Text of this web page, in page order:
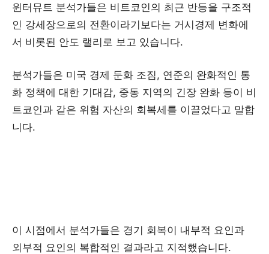
윈터뮤트 분석가들은 비트코인의 최근 반등을 구조적
인 강세장으로의 전환이라기보다는 거시경제 변화에
서 비롯된 안도 랠리로 보고 있습니다.
분석가들은 미국 경제 둔화 조짐, 연준의 완화적인 통
화 정책에 대한 기대감, 중동 지역의 긴장 완화 등이 비
트코인과 같은 위험 자산의 회복세를 이끌었다고 말합
니다.
이 시점에서 분석가들은 경기 회복이 내부적 요인과
외부적 요인의 복합적인 결과라고 지적했습니다.